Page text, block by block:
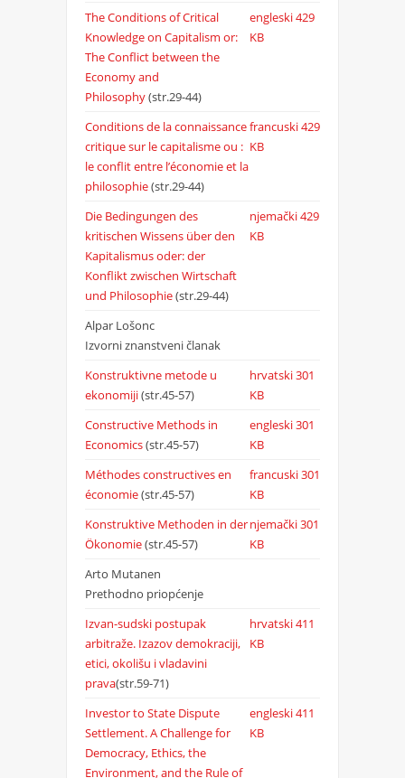
The Conditions of Critical
Knowledge on Capitalism or:
The Conflict between the
Economy and
Philosophy(str.29-44)
engleski429
KB
Conditions de la connaissance
critique sur le capitalisme ou :
le conflit entre l’économie et la
philosophie(str.29-44)
francuski429
KB
Die Bedingungen des
kritischen Wissens über den
Kapitalismus oder: der
Konflikt zwischen Wirtschaft
und Philosophie(str.29-44)
njemački429
KB
Alpar Lošonc
Izvorni znanstveni članak
Konstruktivne metode u
ekonomiji(str.45-57)
hrvatski301
KB
Constructive Methods in
Economics(str.45-57)
engleski301
KB
Méthodes constructives en
économie(str.45-57)
francuski301
KB
Konstruktive Methoden in der
Ökonomie(str.45-57)
njemački301
KB
Arto Mutanen
Prethodno priopćenje
Izvan-sudski postupak
arbitraže. Izazov demokraciji,
etici, okolišu i vladavini
prava(str.59-71)
hrvatski411
KB
Investor to State Dispute
Settlement. A Challenge for
Democracy, Ethics, the
Environment, and the Rule of
engleski411
KB